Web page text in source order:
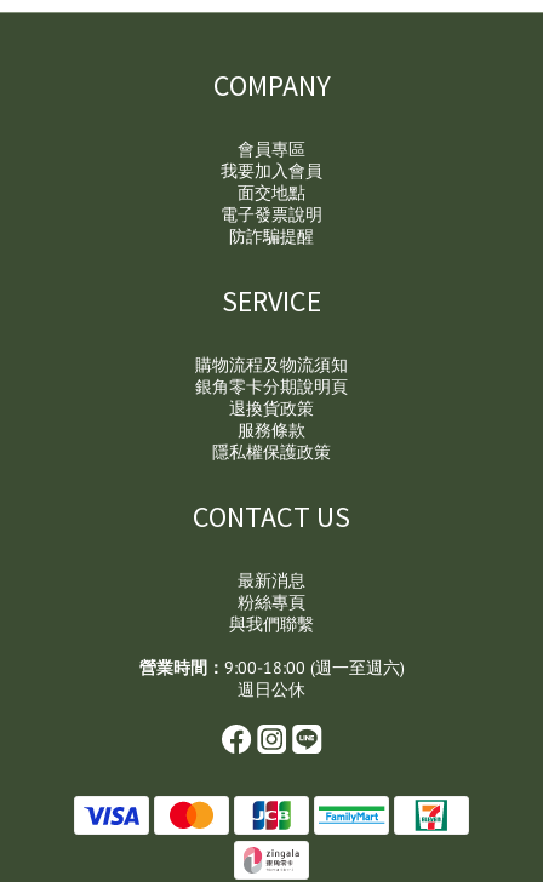
COMPANY
會員專區
我要加入會員
面交地點
電子發票說明
防詐騙提醒
SERVICE
購物流程及物流須知
銀角零卡分期說明頁
退換貨政策
服務條款
隱私權保護政策
CONTACT US
最新消息
粉絲專頁
與我們聯繫
營業時間： 9:00-18:00 (週一至週六)
週日公休